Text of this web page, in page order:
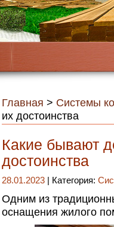
Главная > Системы
их достоинства
Какие бывают
достоинства
28.01.2023 | Категория:
Одним из
оснащения жилого